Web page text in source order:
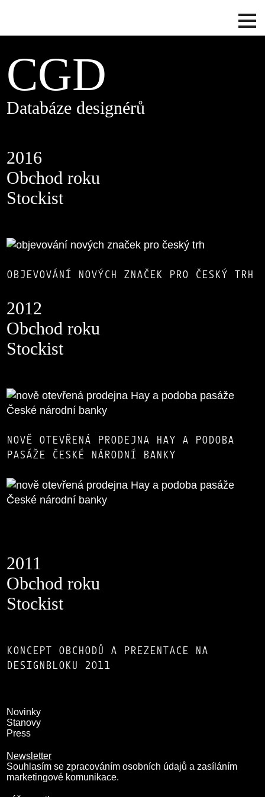
CGD
Databáze designérů
2016
Obchod roku
Stockist
OBJEVOVÁNÍ NOVÝCH ZNAČEK PRO ČESKÝ TRH
2012
Obchod roku
Stockist
NOVĚ OTEVŘENÁ PRODEJNA HAY A PODOBA
PASÁŽE ČESKÉ NÁRODNÍ BANKY
2011
Obchod roku
Stockist
KONCEPT OBCHODŮ A PREZENTACE NA
DESIGNBLOKU 2011
Novinky
Stanovy
Press
Newsletter
Souhlasím se zpracováním osobních údajů a zasíláním
marketingové komunikace.